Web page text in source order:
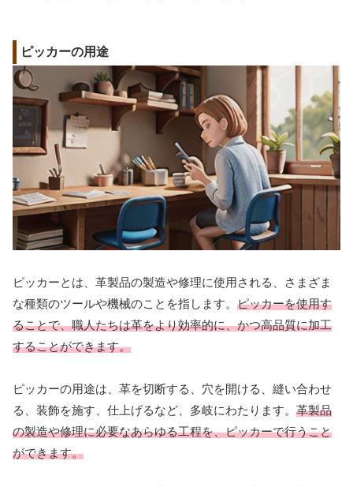
ピッカーの用途
ピッカーとは、革製品の製造や修理に使用される、さまざま
な種類のツールや機械のことを指します。 ピッカーを使用す
ることで、職人たちは革をより効率的に、かつ高品質に加工
することができます。
ピッカーの用途は、革を切断する、穴を開ける、縫い合わせ
る、装飾を施す、仕上げるなど、多岐にわたります。 革製品
の製造や修理に必要なあらゆる工程を、ピッカーで行うこと
ができます。